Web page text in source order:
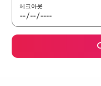
체크아웃